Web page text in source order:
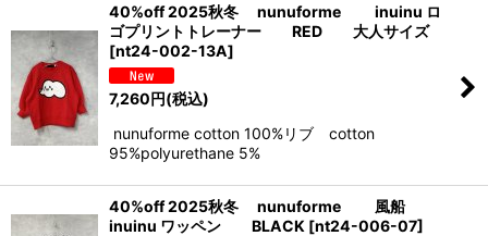
40%off 2025秋冬 nunuforme inuinu ロ
ゴプリントトレーナー RED 大人サイズ
[nt24-002-13A]
7,260円(税込)
nunuforme cotton 100%リブ cotton
95%polyurethane 5%
40%off 2025秋冬 nunuforme 風船
inuinu ワッペン BLACK [nt24-006-07]